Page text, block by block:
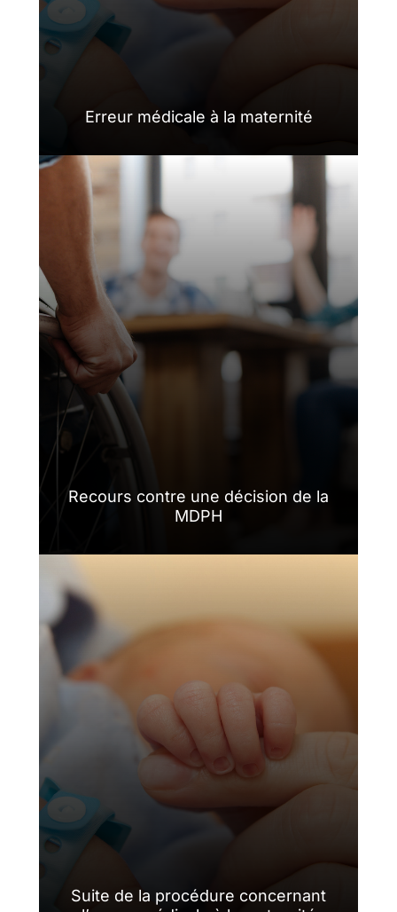
Erreur médicale à la maternité
Recours contre une décision de la
MDPH
Suite de la procédure concernant